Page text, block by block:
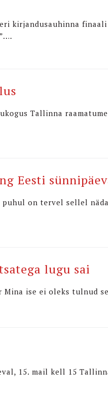
kirjandusauhinna
Tallinna
Eesti
on tervel sellel
lugu sai
Mina ise ei oleks tulnud
15. mail kell 15